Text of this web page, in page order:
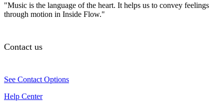
"Music is the language of the heart. It helps us to convey feelings
through motion in Inside Flow."
Contact us
See Contact Options
Help Center